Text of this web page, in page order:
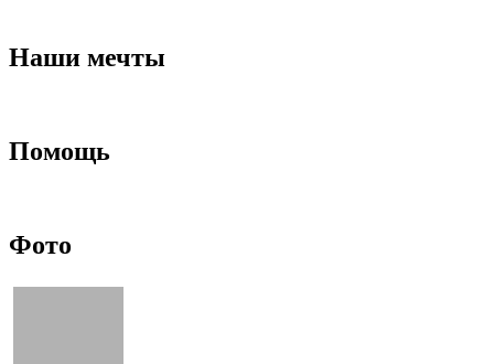
Наши мечты
Помощь
Фото